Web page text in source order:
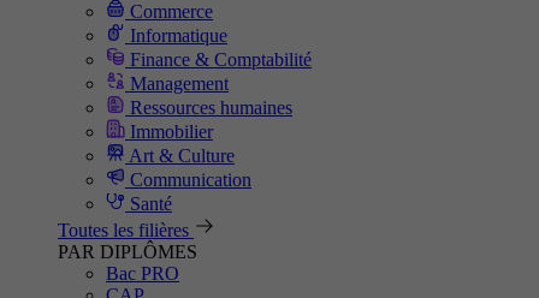
Commerce
Informatique
Finance & Comptabilité
Management
Ressources humaines
Immobilier
Art & Culture
Communication
Santé
Toutes les filières
PAR DIPLÔMES
Bac PRO